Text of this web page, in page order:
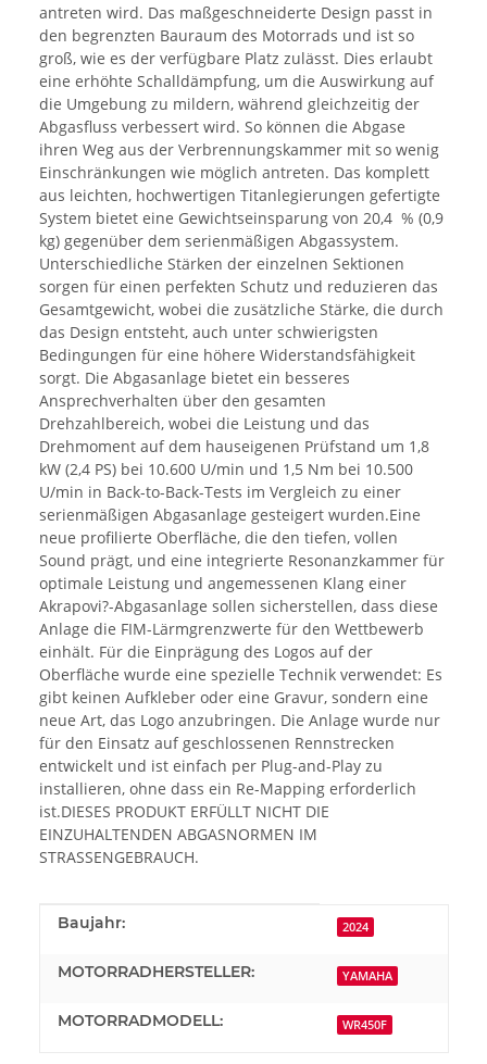
antreten wird. Das maßgeschneiderte Design passt in
den begrenzten Bauraum des Motorrads und ist so
groß, wie es der verfügbare Platz zulässt. Dies erlaubt
eine erhöhte Schalldämpfung, um die Auswirkung auf
die Umgebung zu mildern, während gleichzeitig der
Abgasfluss verbessert wird. So können die Abgase
ihren Weg aus der Verbrennungskammer mit so wenig
Einschränkungen wie möglich antreten. Das komplett
aus leichten, hochwertigen Titanlegierungen gefertigte
System bietet eine Gewichtseinsparung von 20,4 % (0,9
kg) gegenüber dem serienmäßigen Abgassystem.
Unterschiedliche Stärken der einzelnen Sektionen
sorgen für einen perfekten Schutz und reduzieren das
Gesamtgewicht, wobei die zusätzliche Stärke, die durch
das Design entsteht, auch unter schwierigsten
Bedingungen für eine höhere Widerstandsfähigkeit
sorgt. Die Abgasanlage bietet ein besseres
Ansprechverhalten über den gesamten
Drehzahlbereich, wobei die Leistung und das
Drehmoment auf dem hauseigenen Prüfstand um 1,8
kW (2,4 PS) bei 10.600 U/min und 1,5 Nm bei 10.500
U/min in Back-to-Back-Tests im Vergleich zu einer
serienmäßigen Abgasanlage gesteigert wurden.Eine
neue profilierte Oberfläche, die den tiefen, vollen
Sound prägt, und eine integrierte Resonanzkammer für
optimale Leistung und angemessenen Klang einer
Akrapovi?-Abgasanlage sollen sicherstellen, dass diese
Anlage die FIM-Lärmgrenzwerte für den Wettbewerb
einhält. Für die Einprägung des Logos auf der
Oberfläche wurde eine spezielle Technik verwendet: Es
gibt keinen Aufkleber oder eine Gravur, sondern eine
neue Art, das Logo anzubringen. Die Anlage wurde nur
für den Einsatz auf geschlossenen Rennstrecken
entwickelt und ist einfach per Plug-and-Play zu
installieren, ohne dass ein Re-Mapping erforderlich
ist.DIESES PRODUKT ERFÜLLT NICHT DIE
EINZUHALTENDEN ABGASNORMEN IM
STRASSENGEBRAUCH.
Produkteigenschaft
Wert
Baujahr: 2024
MOTORRADHERSTELLER: YAMAHA
MOTORRADMODELL: WR450F